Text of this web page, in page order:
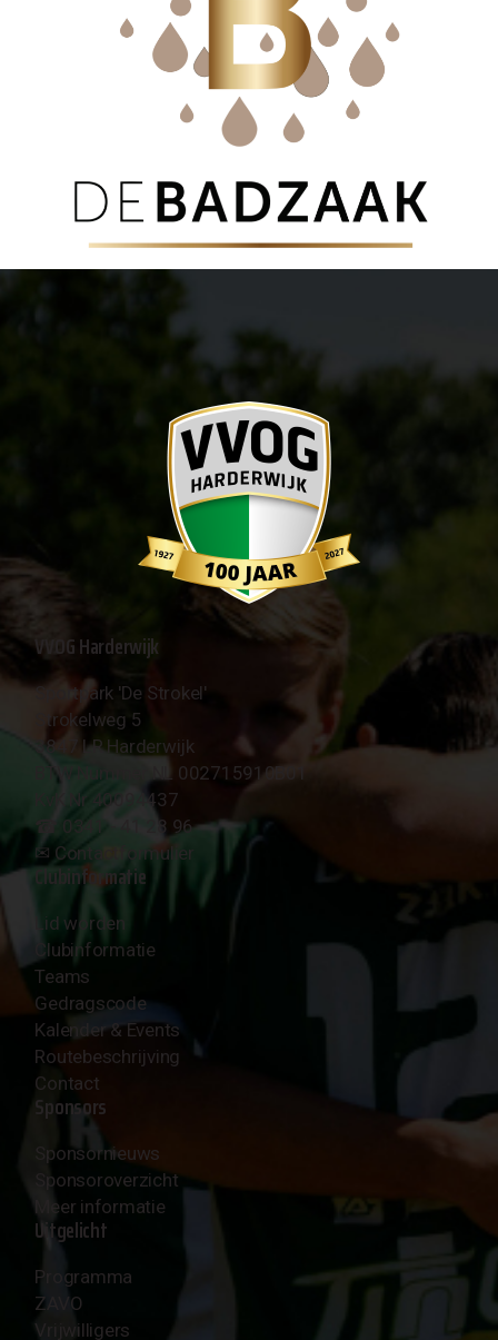
VVOG Harderwijk
Sportpark 'De Strokel'
Strokelweg 5
3847 LR Harderwijk
BTW Nummer NL 002715910B01
KvK Nr 40094437
☎︎ 0341 - 41 28 96
✉︎ Contactformulier
Clubinformatie
Lid worden
Clubinformatie
Teams
Gedragscode
Kalender & Events
Routebeschrijving
Contact
Sponsors
Sponsornieuws
Sponsoroverzicht
Meer informatie
Uitgelicht
Programma
ZAVO
Vrijwilligers